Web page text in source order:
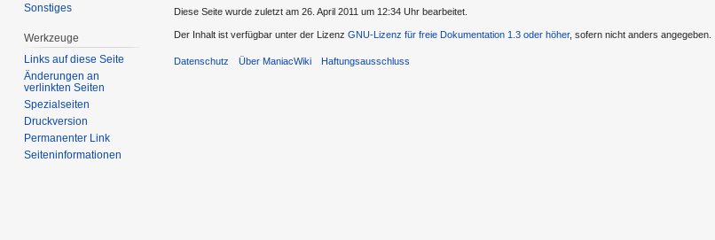
Sonstiges
Werkzeuge
Links auf diese Seite
Änderungen an
verlinkten Seiten
Spezialseiten
Druckversion
Permanenter Link
Seiten­informationen
Diese Seite wurde zuletzt am 26. April 2011 um 12:34 Uhr bearbeitet.
Der Inhalt ist verfügbar unter der Lizenz GNU-Lizenz für freie Dokumentation 1.3 oder höher, sofern nicht anders angegeben.
Datenschutz Über ManiacWiki Haftungsausschluss